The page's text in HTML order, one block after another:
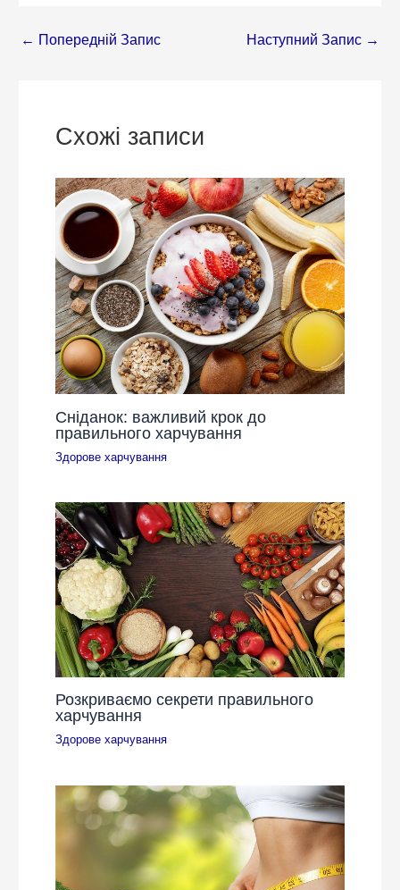
← Попередній Запис Наступний Запис →
Схожі записи
Сніданок: важливий крок до
правильного харчування
Здорове харчування
Розкриваємо секрети правильного
харчування
Здорове харчування